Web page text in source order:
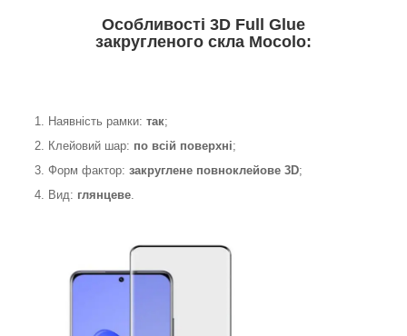
Особливості 3D Full Glue
закругленого скла Mocolo:
1. Наявність рамки: так;
2. Клейовий шар: по всій поверхні;
3. Форм фактор: закруглене повноклейове 3D;
4. Вид: глянцеве.